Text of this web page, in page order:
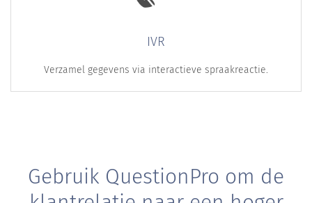
IVR
Verzamel gegevens via interactieve spraakreactie.
Gebruik QuestionPro om de